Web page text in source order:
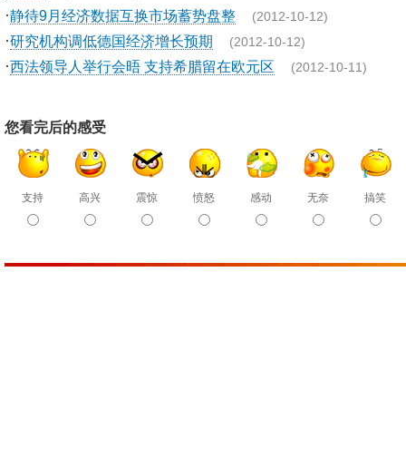
·静待9月经济数据互换市场蓄势盘整 (2012-10-12)
·研究机构调低德国经济增长预期 (2012-10-12)
·西法领导人举行会晤 支持希腊留在欧元区 (2012-10-11)
您看完后的感受
支持 高兴 震惊 愤怒 感动 无奈 搞笑